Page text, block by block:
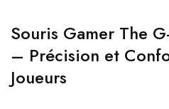
Souris Gamer The
– Précision et
Joueurs